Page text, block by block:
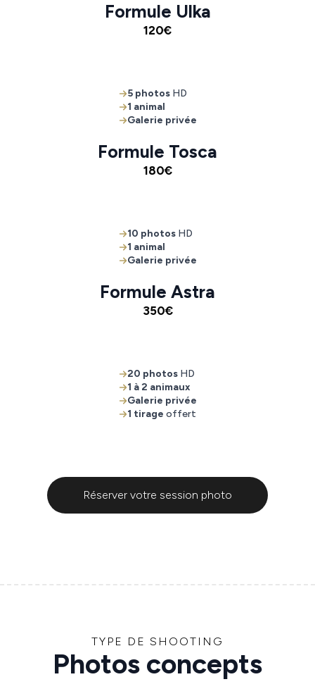
Formule Ulka
120€
5 photos HD
1 animal
Galerie privée
Formule Tosca
180€
10 photos HD
1 animal
Galerie privée
Formule Astra
350€
20 photos HD
1 à 2 animaux
Galerie privée
1 tirage offert
Réserver votre session photo
TYPE DE SHOOTING
Photos concepts